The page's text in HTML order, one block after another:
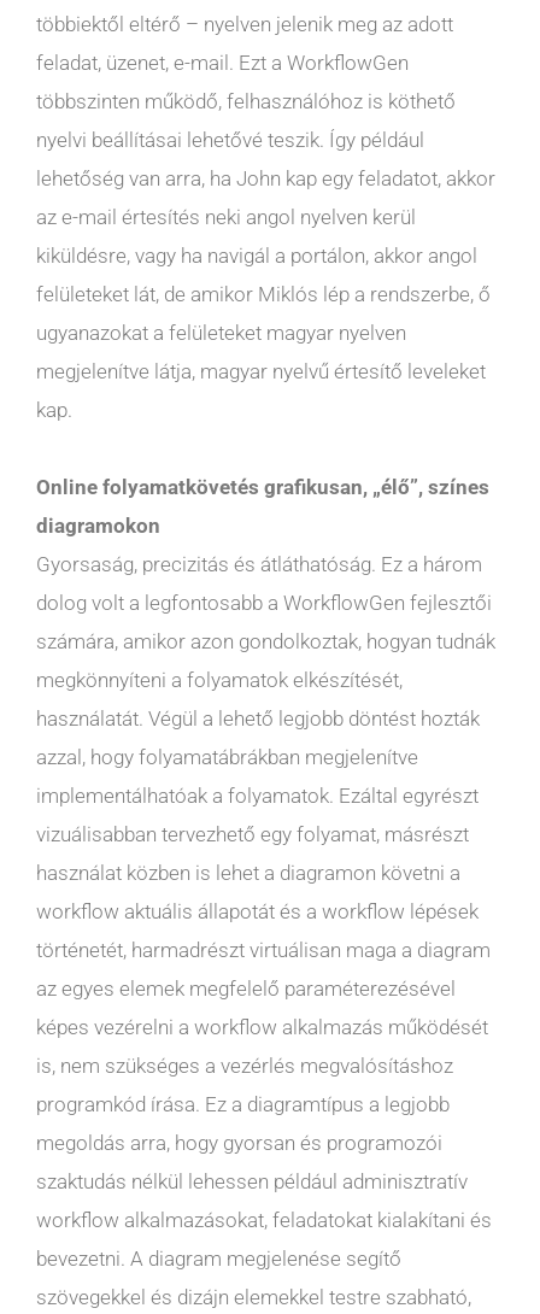
többiektől eltérő – nyelven jelenik meg az adott
feladat, üzenet, e-mail. Ezt a WorkflowGen
többszinten működő, felhasználóhoz is köthető
nyelvi beállításai lehetővé teszik. Így például
lehetőség van arra, ha John kap egy feladatot, akkor
az e-mail értesítés neki angol nyelven kerül
kiküldésre, vagy ha navigál a portálon, akkor angol
felületeket lát, de amikor Miklós lép a rendszerbe, ő
ugyanazokat a felületeket magyar nyelven
megjelenítve látja, magyar nyelvű értesítő leveleket
kap.
Online folyamatkövetés grafikusan, „élő”, színes
diagramokon
Gyorsaság, precizitás és átláthatóság. Ez a három
dolog volt a legfontosabb a WorkflowGen fejlesztői
számára, amikor azon gondolkoztak, hogyan tudnák
megkönnyíteni a folyamatok elkészítését,
használatát. Végül a lehető legjobb döntést hozták
azzal, hogy folyamatábrákban megjelenítve
implementálhatóak a folyamatok. Ezáltal egyrészt
vizuálisabban tervezhető egy folyamat, másrészt
használat közben is lehet a diagramon követni a
workflow aktuális állapotát és a workflow lépések
történetét, harmadrészt virtuálisan maga a diagram
az egyes elemek megfelelő paraméterezésével
képes vezérelni a workflow alkalmazás működését
is, nem szükséges a vezérlés megvalósításhoz
programkód írása. Ez a diagramtípus a legjobb
megoldás arra, hogy gyorsan és programozói
szaktudás nélkül lehessen például adminisztratív
workflow alkalmazásokat, feladatokat kialakítani és
bevezetni. A diagram megjelenése segítő
szövegekkel és dizájn elemekkel testre szabható,